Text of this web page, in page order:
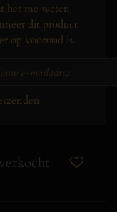
het me weten
dit product
op voorraad is.